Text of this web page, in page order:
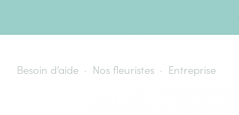
Besoin d’aide Nos fleuristes Entreprise